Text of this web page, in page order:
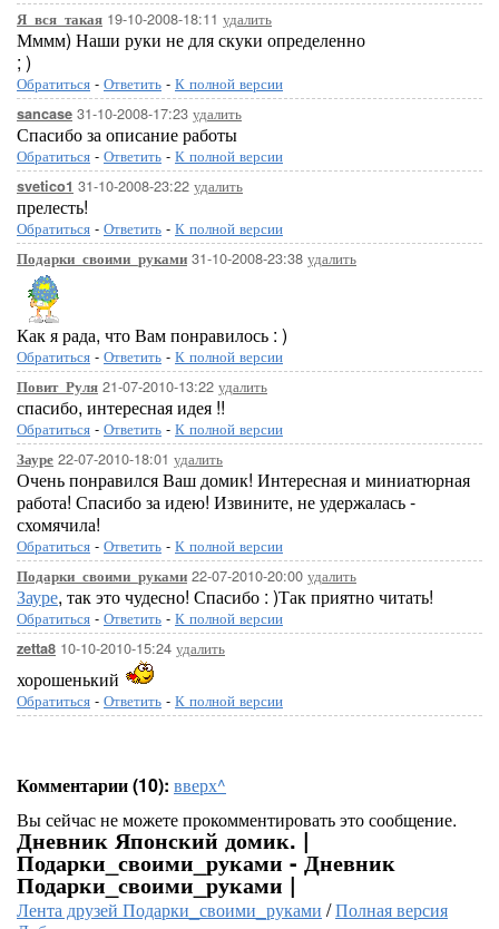
Я_вся_такая 19-10-2008-18:11 удалить
Мммм) Наши руки не для скуки определенно
; )
Обратиться - Ответить - К полной версии
sancase 31-10-2008-17:23 удалить
Спасибо за описание работы
Обратиться - Ответить - К полной версии
svetico1 31-10-2008-23:22 удалить
прелесть!
Обратиться - Ответить - К полной версии
Подарки_своими_руками 31-10-2008-23:38 удалить
Как я рада, что Вам понравилось : )
Обратиться - Ответить - К полной версии
Повит_Руля 21-07-2010-13:22 удалить
спасибо, интересная идея !!
Обратиться - Ответить - К полной версии
Зауре 22-07-2010-18:01 удалить
Очень понравился Ваш домик! Интересная и миниатюрная
работа! Спасибо за идею! Извините, не удержалась -
схомячила!
Обратиться - Ответить - К полной версии
Подарки_своими_руками 22-07-2010-20:00 удалить
Зауре, так это чудесно! Спасибо : )Так приятно читать!
Обратиться - Ответить - К полной версии
zetta8 10-10-2010-15:24 удалить
хорошенький
Обратиться - Ответить - К полной версии
Комментарии (10): вверх^
Вы сейчас не можете прокомментировать это сообщение.
Дневник Японский домик. |
Подарки_своими_руками - Дневник
Подарки_своими_руками |
Лента друзей Подарки_своими_руками /Полная версия